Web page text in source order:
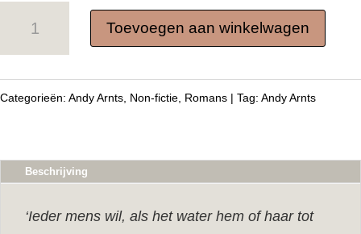
naar
verloren
Toevoegen aan winkelwagen
Categorieën: Andy Arnts Non-fictie Romans Tag: Andy Arnts
Beschrijving
‘Ieder mens wil, als het water hem of haar tot